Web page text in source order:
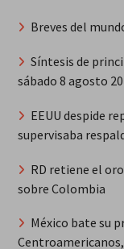
Breves del
Síntesis de
sábado 8 agosto
EEUU despide
supervisaba
RD retiene el
sobre Colombia
México bate su